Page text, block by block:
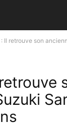
Il retrouve son